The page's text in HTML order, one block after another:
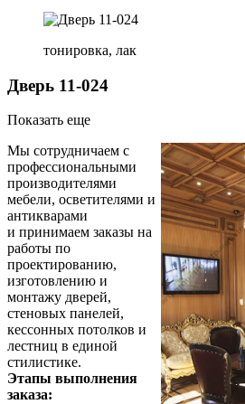
тонировка, лак
Дверь 11-024
Показать еще
Мы сотрудничаем с
профессиональными
производителями
мебели, осветителями и
антикварами
и принимаем заказы на
работы по
проектированию,
изготовлению и
монтажу дверей,
стеновых панелей,
кессонных потолков и
лестниц в единой
стилистике.
Этапы выполнения
заказа: